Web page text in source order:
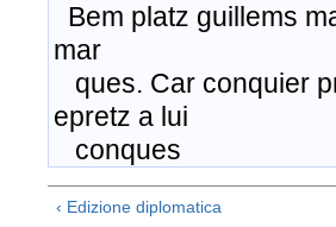
Bem platz guillems
mar
ques. Car conquier
epretz a lui
conques
‹ Edizione diplomatica